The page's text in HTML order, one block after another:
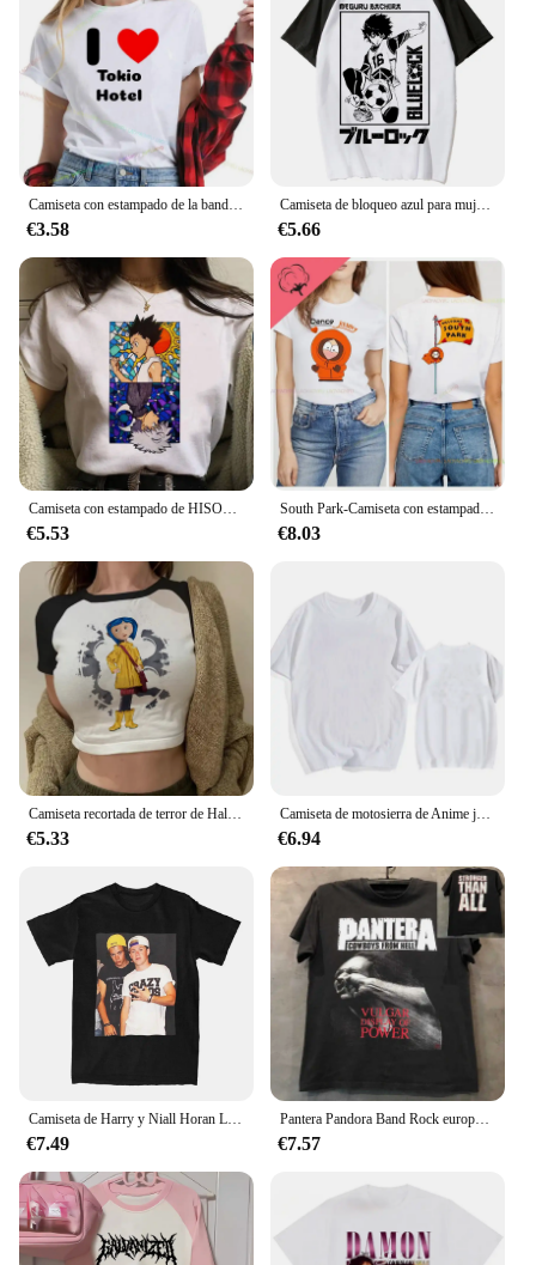
€3.58
Camiseta de bloqueo azul para mujer, camisetas de diseñador, ropa gráfica de manga para niña
€5.66
Camiseta con estampado de HISOKA MOROW para mujer, Top Kawaii de dibujos animados, camiseta Popular de Anime Hunter X Hunter, camiseta Harajuku para mujer
€5.53
South Park-Camiseta con estampado I'm Going Home para hombre y mujer, Top Vintage a la moda de verano con cuello redondo, camisa de manga corta de algodón de gran tamaño
€8.03
Camiseta recortada de terror de Halloween para mujer, Tops cortos de Coralina Y2k, camiseta gótica Vintage, camiseta gráfica de moda, ropa de calle
€5.33
Camiseta de motosierra de Anime japonés de los 90 para hombre, camiseta de Pochita de dibujos animados, camisetas gráficas de Makima Harajuku, ropa Unisex, camisetas de Manga
€6.94
Camiseta de Harry y Niall Horan Love On Tour para hombres y mujeres, camisetas locas de algodón, camisetas de cuello redondo, ropa de manga corta, Tops de verano
€7.49
Pantera Pandora Band Rock europeo y americano Heavy Metal periférico manga corta Hiphop Fried Street camiseta de tendencia para mujer
€7.57